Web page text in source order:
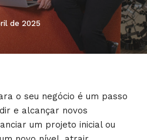
de 2025
o seu negócio é um passo
e alcançar novos
um projeto inicial ou